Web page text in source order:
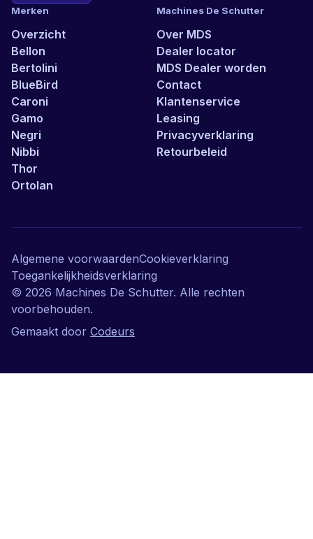
Merken
Overzicht
Bellon
Bertolini
BlueBird
Caroni
Gamo
Negri
Nibbi
Thor
Ortolan
Machines De Schutter
Over MDS
Dealer locator
MDS Dealer worden
Contact
Klantenservice
Leasing
Privacyverklaring
Retourbeleid
© 2026 Machines De Schutter. Alle rechten
voorbehouden.
Gemaakt door Codeurs
Algemene voorwaardenCookieverklaring
Toegankelijkheidsverklaring